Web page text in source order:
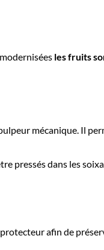
les fruits
mécanique. Il
pressés dans les
afin de